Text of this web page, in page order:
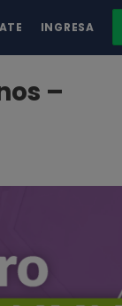
INGRESA
–